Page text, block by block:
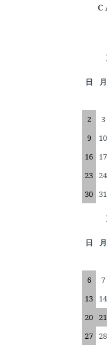
日 月
2
3
9
10
16
17
23
24
30 31
日 月
6
7
13
14
20
21
27
28